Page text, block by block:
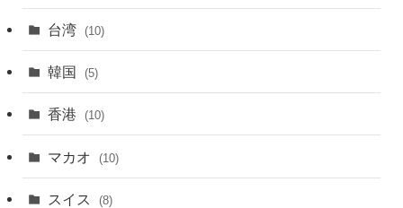
台湾 (10)
韓国 (5)
香港 (10)
マカオ (10)
スイス (8)